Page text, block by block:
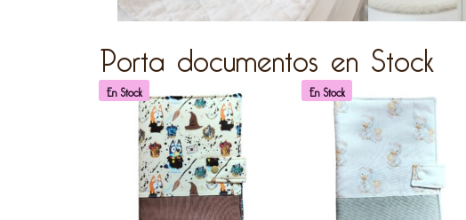
Porta documentos en Stock
En Stock En Stock